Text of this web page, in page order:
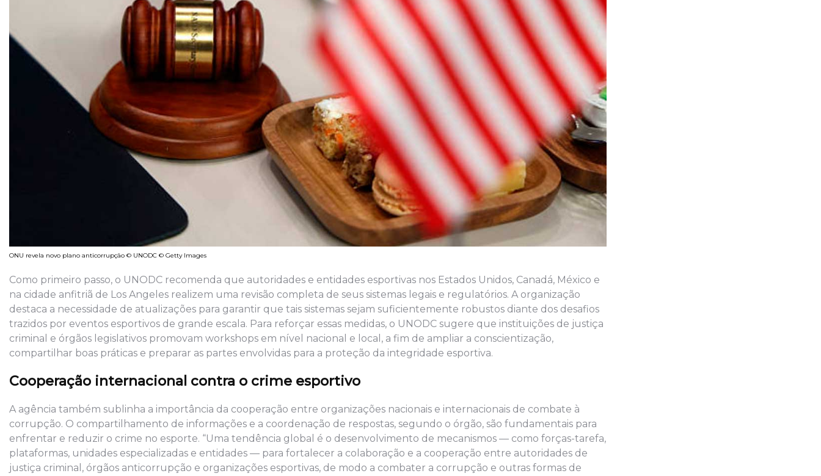
ONU revela novo plano anticorrupção © UNODC © Getty Images
Como primeiro passo, o UNODC recomenda que autoridades e entidades esportivas nos Estados Unidos, Canadá, México e
na cidade anfitriã de Los Angeles realizem uma revisão completa de seus sistemas legais e regulatórios. A organização
destaca a necessidade de atualizações para garantir que tais sistemas sejam suficientemente robustos diante dos desafios
trazidos por eventos esportivos de grande escala. Para reforçar essas medidas, o UNODC sugere que instituições de justiça
criminal e órgãos legislativos promovam workshops em nível nacional e local, a fim de ampliar a conscientização,
compartilhar boas práticas e preparar as partes envolvidas para a proteção da integridade esportiva.
Cooperação internacional contra o crime esportivo
A agência também sublinha a importância da cooperação entre organizações nacionais e internacionais de combate à
corrupção. O compartilhamento de informações e a coordenação de respostas, segundo o órgão, são fundamentais para
enfrentar e reduzir o crime no esporte. “Uma tendência global é o desenvolvimento de mecanismos — como forças-tarefa,
plataformas, unidades especializadas e entidades — para fortalecer a colaboração e a cooperação entre autoridades de
justiça criminal, órgãos anticorrupção e organizações esportivas, de modo a combater a corrupção e outras formas de